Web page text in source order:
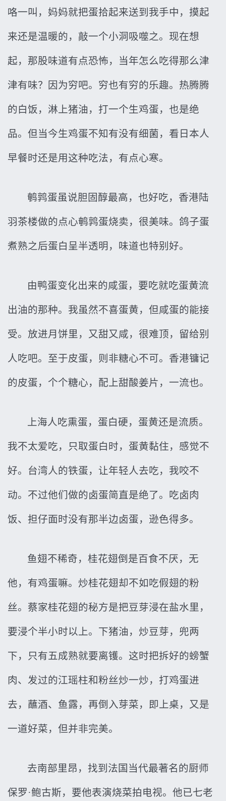
咯一叫，妈妈就把蛋拾起来送到我手中，摸起
来还是温暖的，敲一个小洞吸噬之。现在想
起，那股味道有点恐怖，当年怎么吃得那么津
津有味？因为穷吧。穷也有穷的乐趣。热腾腾
的白饭，淋上猪油，打一个生鸡蛋，也是绝
品。但当今生鸡蛋不知有没有细菌，看日本人
早餐时还是用这种吃法，有点心寒。
鹌鹑蛋虽说胆固醇最高，也好吃，香港陆
羽茶楼做的点心鹌鹑蛋烧卖，很美味。鸽子蛋
煮熟之后蛋白呈半透明，味道也特别好。
由鸭蛋变化出来的咸蛋，要吃就吃蛋黄流
出油的那种。我虽然不喜蛋黄，但咸蛋的能接
受。放进月饼里，又甜又咸，很难顶，留给别
人吃吧。至于皮蛋，则非糖心不可。香港镛记
的皮蛋，个个糖心，配上甜酸姜片，一流也。
上海人吃熏蛋，蛋白硬，蛋黄还是流质。
我不太爱吃，只取蛋白时，蛋黄黏住，感觉不
好。台湾人的铁蛋，让年轻人去吃，我咬不
动。不过他们做的卤蛋简直是绝了。吃卤肉
饭、担仔面时没有那半边卤蛋，逊色得多。
鱼翅不稀奇，桂花翅倒是百食不厌，无
他，有鸡蛋嘛。炒桂花翅却不如吃假翅的粉
丝。蔡家桂花翅的秘方是把豆芽浸在盐水里，
要浸个半小时以上。下猪油，炒豆芽，兜两
下，只有五成熟就要离镬。这时把拆好的螃蟹
肉、发过的江瑶柱和粉丝炒一炒，打鸡蛋进
去，蘸酒、鱼露，再倒入芽菜，即上桌，又是
一道好菜，但并非完美。
去南部里昂，找到法国当代最著名的厨师
保罗·鲍古斯，要他表演烧菜拍电视。他已七老